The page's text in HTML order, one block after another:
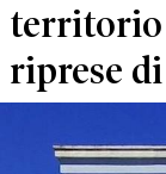
territorio
riprese di